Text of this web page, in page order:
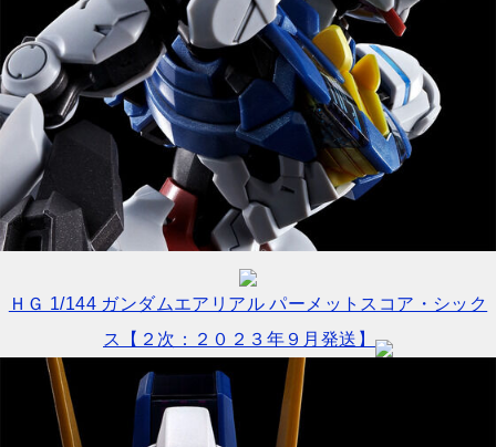
ＨＧ 1/144 ガンダムエアリアル パーメットスコア・シック
ス【２次：２０２３年９月発送】